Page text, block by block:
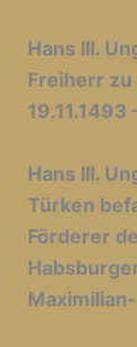
Hans III.
Freiherr zu
19.11.1493
Hans III.
Türken
Förderer